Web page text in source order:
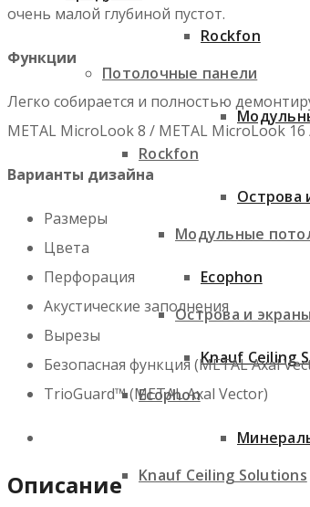
Потолочные панели
Rockfon
Модульные
Острова и экраны
Ecophon
Knauf Ceiling Solutions
Rockfon
Острова
Ecophon
Knauf Ceiling
очень малой глубиной пустот.
Функции
Легко собирается и полностью
METAL MicroLook 8 / METAL MicroLook
Варианты дизайна
Размеры
Цвета
Перфорация
Акустические заполнения
Вырезы
Безопасная функция (METAL Axal
TrioGuard™ (METAL Axal Vector)
Описание